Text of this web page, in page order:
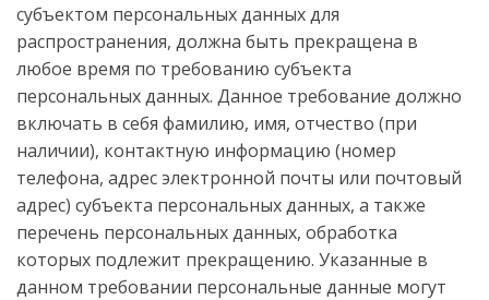
субъектом персональных данных для
распространения, должна быть прекращена в
любое время по требованию субъекта
персональных данных. Данное требование должно
включать в себя фамилию, имя, отчество (при
наличии), контактную информацию (номер
телефона, адрес электронной почты или почтовый
адрес) субъекта персональных данных, а также
перечень персональных данных, обработка
которых подлежит прекращению. Указанные в
данном требовании персональные данные могут